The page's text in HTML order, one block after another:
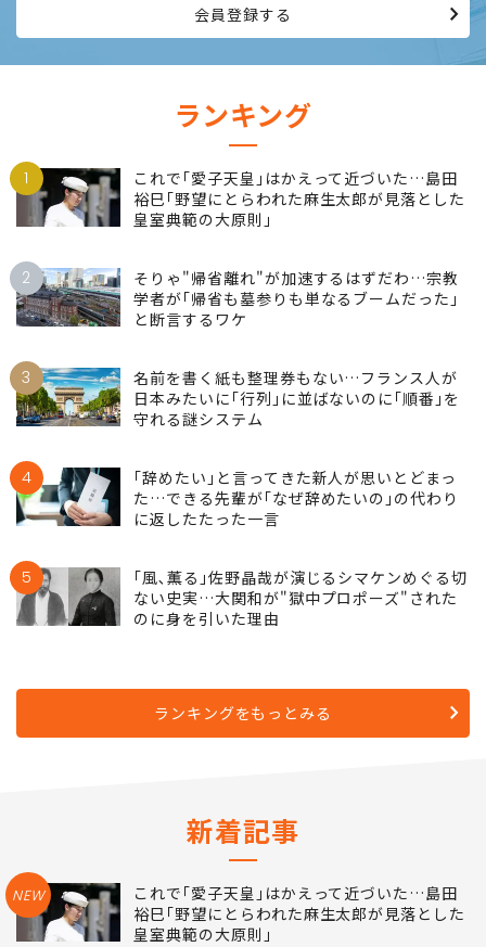
会員登録する
ランキング
1
これで｢愛子天皇｣はかえって近づいた…島田
裕巳｢野望にとらわれた麻生太郎が見落とした
皇室典範の大原則｣
2
そりゃ"帰省離れ"が加速するはずだわ…宗教
学者が｢帰省も墓参りも単なるブームだった｣
と断言するワケ
3
名前を書く紙も整理券もない…フランス人が
日本みたいに｢行列｣に並ばないのに｢順番｣を
守れる謎システム
4
｢辞めたい｣と言ってきた新人が思いとどまっ
た…できる先輩が｢なぜ辞めたいの｣の代わり
に返したたった一言
5
｢風､薫る｣佐野晶哉が演じるシマケンめぐる切
ない史実…大関和が"獄中プロポーズ"された
のに身を引いた理由
ランキングをもっとみる
新着記事
NEW
これで｢愛子天皇｣はかえって近づいた…島田
裕巳｢野望にとらわれた麻生太郎が見落とした
皇室典範の大原則｣